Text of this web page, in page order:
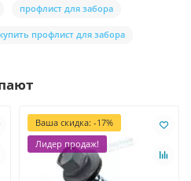
профлист для забора
купить профлист для забора
Ваша скидка: -17%
Лидер продаж!